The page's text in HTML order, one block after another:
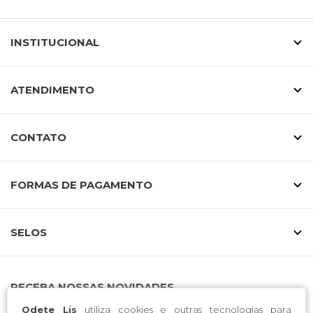
Odete Lis utiliza cookies e outras tecnologias para
INSTITUCIONAL
ATENDIMENTO
CONTATO
FORMAS DE PAGAMENTO
SELOS
RECEBA NOSSAS NOVIDADES